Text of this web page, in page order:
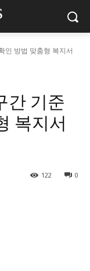
인 방법 맞춤형 복지서
간 기준
복지서
0
122